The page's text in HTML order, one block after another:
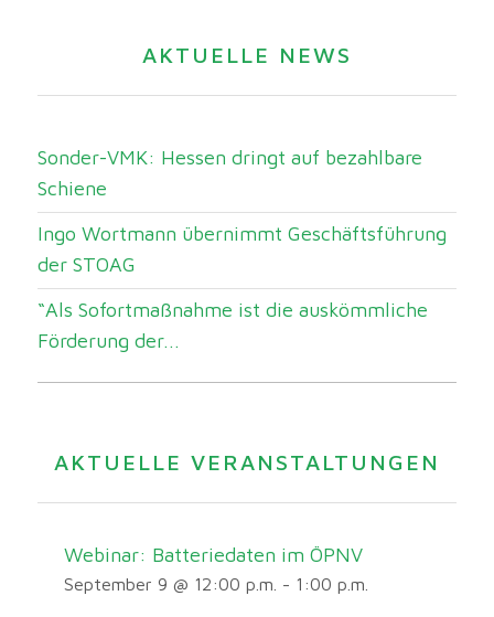
AKTUELLE NEWS
Sonder-VMK: Hessen dringt auf bezahlbare
Schiene
Ingo Wortmann übernimmt Geschäftsführung
der STOAG
“Als Sofortmaßnahme ist die auskömmliche
Förderung der...
AKTUELLE VERANSTALTUNGEN
Webinar: Batteriedaten im ÖPNV
September 9 @ 12:00 p.m. - 1:00 p.m.